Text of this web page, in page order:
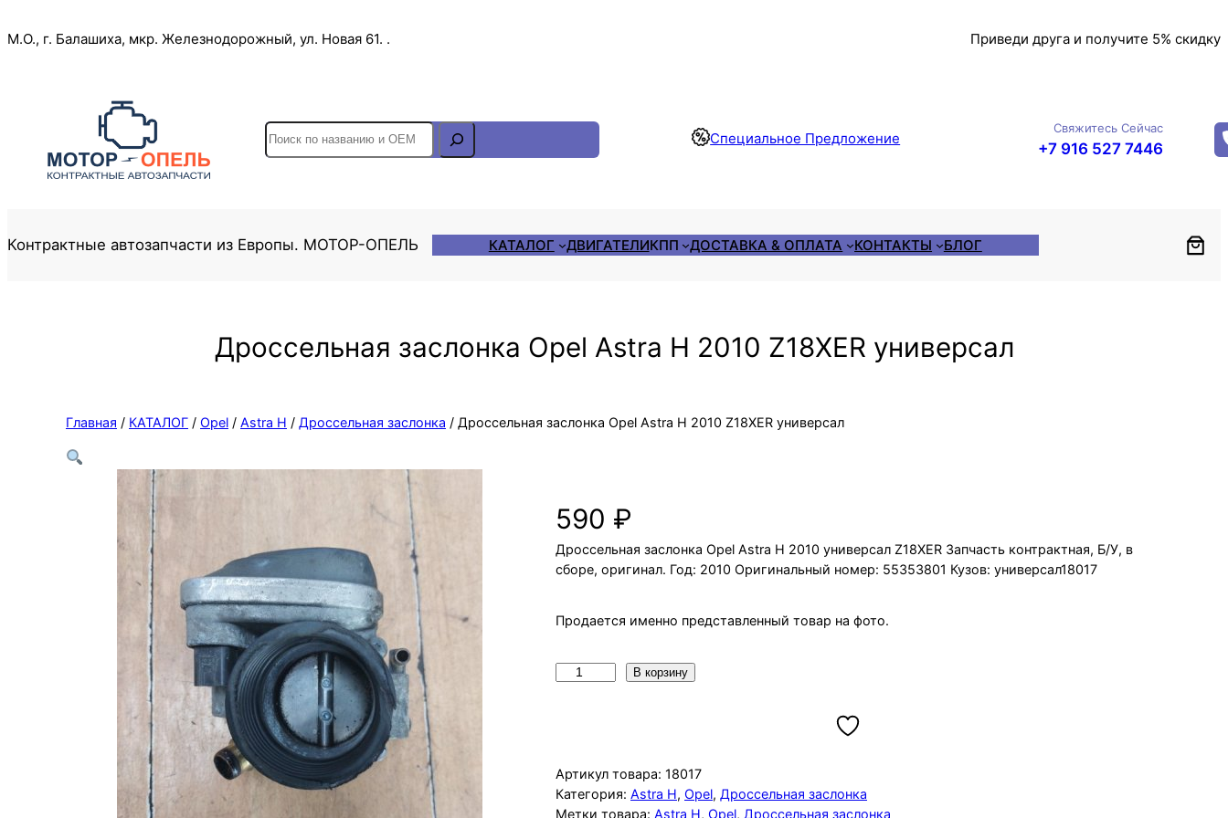
к
М.О., г. Балашиха, мкр. Железнодорожный, ул. Новая 61. . Приведи друга и получите 5% скидку
S
e
h
Специальное Предложение
Свяжитесь Сейчас
+7 916 527 7446
Контрактные автозапчасти из Европы. МОТОР-ОПЕЛЬ КАТАЛОГ ДВИГАТЕЛИКПП ДОСТАВКА & ОПЛАТА КОНТАКТЫ БЛОГ
Дроссельная заслонка Opel Astra H 2010 Z18XER универсал
Главная / КАТАЛОГ / Opel / Astra H / Дроссельная заслонка / Дроссельная заслонка Opel Astra H 2010 Z18XER универсал
590 ₽
Дроссельная заслонка Opel Astra H 2010 универсал Z18XER Запчасть контрактная, Б/У, в
сборе, оригинал. Год: 2010 Оригинальный номер: 55353801 Кузов: универсал18017
Продается именно представленный товар на фото.
ч
е
В корзину
Артикул товара: 18017
Категория: Astra H, Opel, Дроссельная заслонка
Метки товара: Astra H, Opel, Дроссельная заслонка